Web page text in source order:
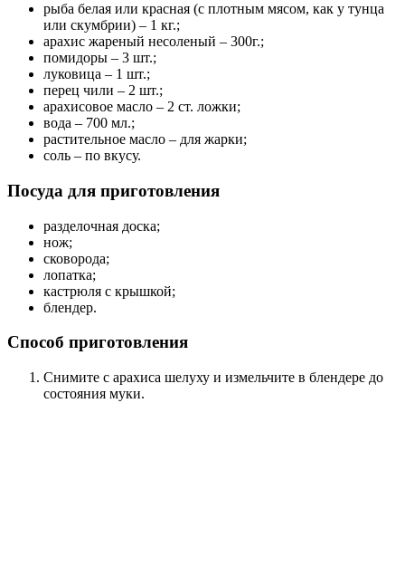
рыба белая или красная (с плотным мясом, как у тунца
или скумбрии) – 1 кг.;
арахис жареный несоленый – 300г.;
помидоры – 3 шт.;
луковица – 1 шт.;
перец чили – 2 шт.;
арахисовое масло – 2 ст. ложки;
вода – 700 мл.;
растительное масло – для жарки;
соль – по вкусу.
Посуда для приготовления
разделочная доска;
нож;
сковорода;
лопатка;
кастрюля с крышкой;
блендер.
Способ приготовления
Снимите с арахиса шелуху и измельчите в блендере до
состояния муки.